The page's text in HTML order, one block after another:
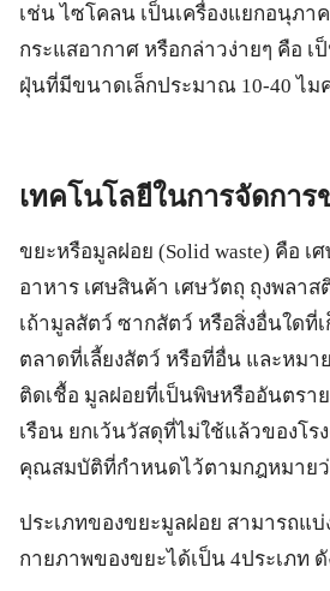
เช่น ไซโคลน เป็นเครื่องแยกอนุภา
กระแสอากาศ หรือกล่าวง่ายๆ คือ เ
ฝุ่นที่มีขนาดเล็กประมาณ 10-40 ไม
เทคโนโลยีในการจัดการ
ขยะหรือมูลฝอย (Solid waste) คือ เ
อาหาร เศษสินค้า เศษวัตถุ ถุงพลา
เถ้ามูลสัตว์ ซากสัตว์ หรือสิ่งอื่นใดที่
ตลาดที่เลี้ยงสัตว์ หรือที่อื่น และหมา
ติดเชื้อ มูลฝอยที่เป็นพิษหรืออันตรา
เรือน ยกเว้นวัสดุที่ไม่ใช้แล้วของโ
คุณสมบัติที่กำหนดไว้ตามกฎหมายว่
ประเภทของขยะมูลฝอย สามารถแ
กายภาพของขยะได้เป็น 4ประเภท